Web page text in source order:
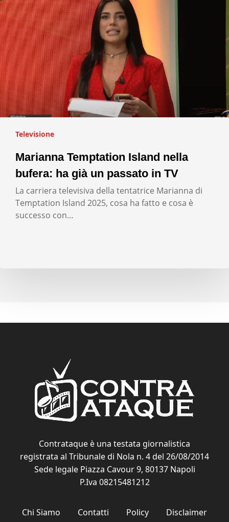
Televisione
Marianna Temptation Island nella
bufera: ha già un passato in TV
La carriera televisiva della tentatrice Marianna di
Temptation Island 2025, cosa ha fatto e cosa è
successo con…
Contrataque è una testata giornalistica
registrata al Tribunale di Nola n. 4 del 26/08/2014
Sede legale Piazza Cavour 9, 80137 Napoli
P.Iva 08215481212
Chi Siamo Contatti Policy Disclaimer